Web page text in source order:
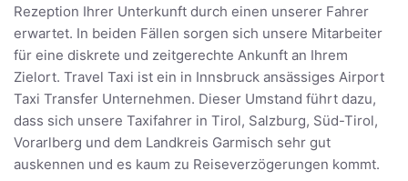
Rezeption Ihrer Unterkunft durch einen unserer Fahrer
erwartet. In beiden Fällen sorgen sich unsere Mitarbeiter
für eine diskrete und zeitgerechte Ankunft an Ihrem
Zielort. Travel Taxi ist ein in Innsbruck ansässiges Airport
Taxi Transfer Unternehmen. Dieser Umstand führt dazu,
dass sich unsere Taxifahrer in Tirol, Salzburg, Süd-Tirol,
Vorarlberg und dem Landkreis Garmisch sehr gut
auskennen und es kaum zu Reiseverzögerungen kommt.